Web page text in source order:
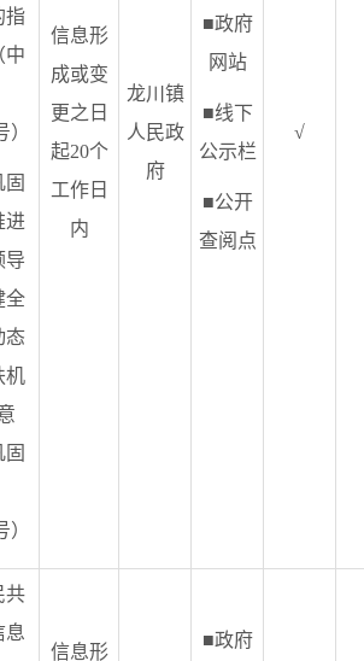
指
中
）
固
进
导
全
态
机
固
）
信息形
成或变
更之日
起20个
工作日
内
龙川镇
人民政
府
■政府
网站
■线下
公示栏
■公开
查阅点
√
共
息
信息形
■政府